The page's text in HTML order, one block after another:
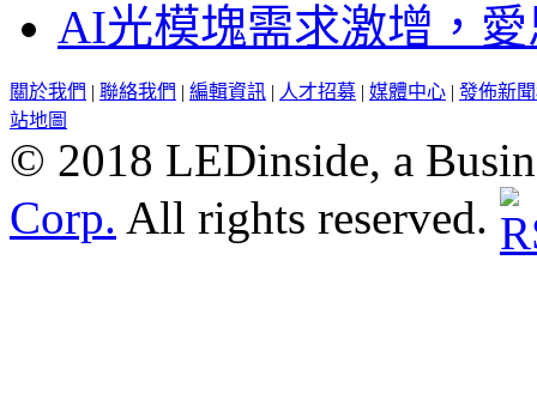
AI光模塊需求激增，
關於我們 | 聯絡我們 | 編輯資訊 | 人才招募 | 媒體中心 | 發佈新
站地圖
© 2018 LEDinside, a
Corp. All rights reserved.